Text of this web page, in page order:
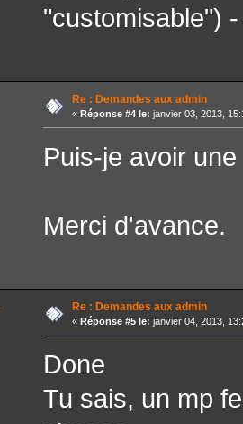
"customisable")
Re : Demandes aux admin
« Réponse #4 le: janvier 03, 2013,
Puis-je avoir
Merci d'avance.
Re : Demandes aux admin
« Réponse #5 le: janvier 04, 2013,
Done
Tu sais, un mp